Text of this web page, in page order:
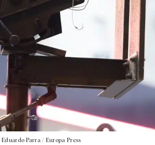
Eduardo Parra / Europa Press